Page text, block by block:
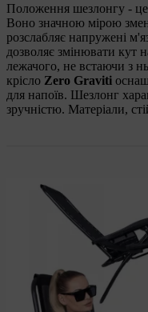
Положення шезлонгу -
Воно значною мірою
розслабляє напружені
дозволяє змінювати кут
лежачого, не встаючи з
крісло Zero Graviti
для напоїв. Шезлонг
зручністю. Матеріали,